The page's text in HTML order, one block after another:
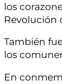
los
Revolución
También
los
En